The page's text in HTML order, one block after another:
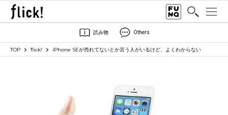
読み物 Others
TOP flick! iPhone SEが売れてないとか言う人がいるけど、よくわからない